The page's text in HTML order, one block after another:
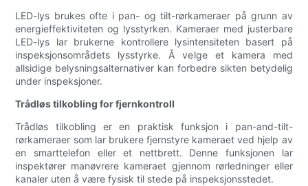
LED-lys brukes ofte i pan- og tilt-rørkameraer på grunn av
energieffektiviteten og lysstyrken. Kameraer med justerbare
LED-lys lar brukerne kontrollere lysintensiteten basert på
inspeksjonsområdets lysstyrke. Å velge et kamera med
allsidige belysningsalternativer kan forbedre sikten betydelig
under inspeksjoner.
Trådløs tilkobling for fjernkontroll
Trådløs tilkobling er en praktisk funksjon i pan-and-tilt-
rørkameraer som lar brukere fjernstyre kameraet ved hjelp av
en smarttelefon eller et nettbrett. Denne funksjonen lar
inspektører manøvrere kameraet gjennom rørledninger eller
kanaler uten å være fysisk til stede på inspeksjonsstedet.